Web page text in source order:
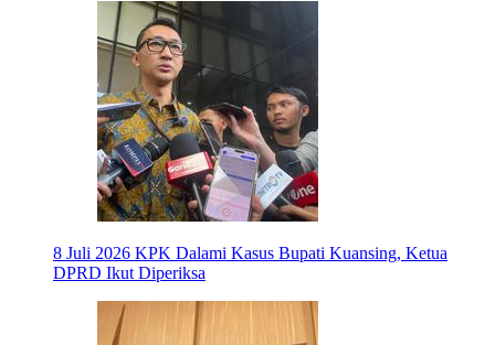
8 Juli 2026 KPK Dalami Kasus Bupati Kuansing, Ketua
DPRD Ikut Diperiksa